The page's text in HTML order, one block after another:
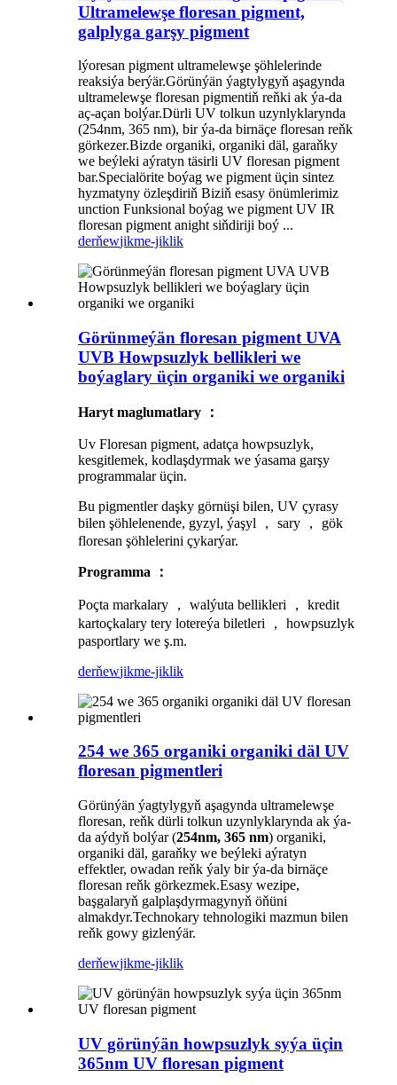
Ultramelewşe floresan pigment,
galplyga garşy pigment
lýoresan pigment ultramelewşe şöhlelerinde
reaksiýa berýär.Görünýän ýagtylygyň aşagynda
ultramelewşe floresan pigmentiň reňki ak ýa-da
aç-açan bolýar.Dürli UV tolkun uzynlyklarynda
(254nm, 365 nm), bir ýa-da birnäçe floresan reňk
görkezer.Bizde organiki, organiki däl, garaňky
we beýleki aýratyn täsirli UV floresan pigment
bar.Specialörite boýag we pigment üçin sintez
hyzmatyny özleşdiriň Biziň esasy önümlerimiz
unction Funksional boýag we pigment UV IR
floresan pigment anight siňdiriji boý ...
derňewjikme-jiklik
Görünmeýän floresan pigment UVA
UVB Howpsuzlyk bellikleri we
boýaglary üçin organiki we organiki
Haryt maglumatlary ：
Uv Floresan pigment, adatça howpsuzlyk,
kesgitlemek, kodlaşdyrmak we ýasama garşy
programmalar üçin.
Bu pigmentler daşky görnüşi bilen, UV çyrasy
bilen şöhlelenende, gyzyl, ýaşyl ， sary ， gök
floresan şöhlelerini çykarýar.
Programma ：
Poçta markalary ， walýuta bellikleri ， kredit
kartoçkalary tery lotereýa biletleri ， howpsuzlyk
pasportlary we ş.m.
derňewjikme-jiklik
254 we 365 organiki organiki däl UV
floresan pigmentleri
Görünýän ýagtylygyň aşagynda ultramelewşe
floresan, reňk dürli tolkun uzynlyklarynda ak ýa-
da aýdyň bolýar (254nm, 365 nm) organiki,
organiki däl, garaňky we beýleki aýratyn
effektler, owadan reňk ýaly bir ýa-da birnäçe
floresan reňk görkezmek.Esasy wezipe,
başgalaryň galplaşdyrmagynyň öňüni
almakdyr.Technokary tehnologiki mazmun bilen
reňk gowy gizlenýär.
derňewjikme-jiklik
UV görünýän howpsuzlyk syýa üçin
365nm UV floresan pigment